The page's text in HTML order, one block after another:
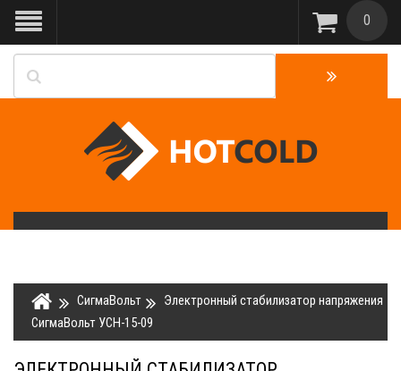
0
СигмаВольт
Электронный стабилизатор напряжения
СигмаВольт УСН-15-09